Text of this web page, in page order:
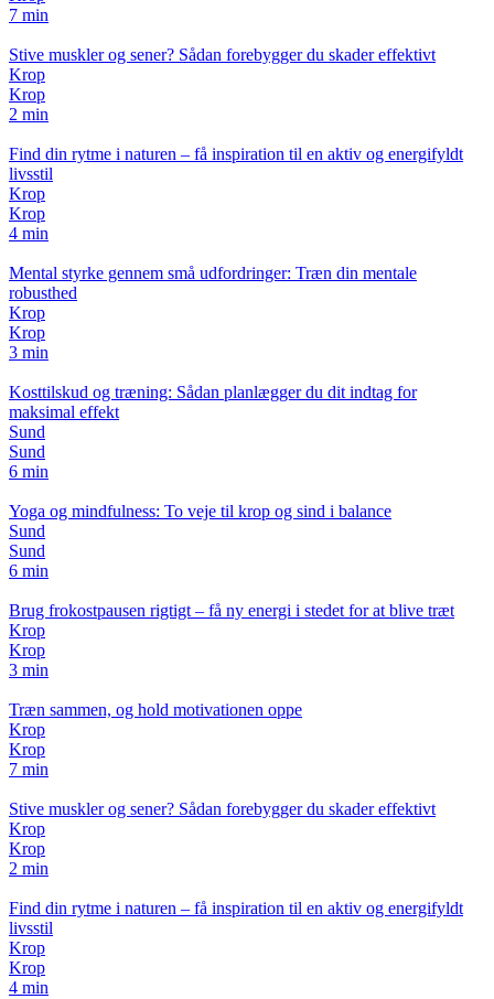
7 min
Stive muskler og sener? Sådan forebygger du skader effektivt
Krop
Krop
2 min
Find din rytme i naturen – få inspiration til en aktiv og energifyldt
livsstil
Krop
Krop
4 min
Mental styrke gennem små udfordringer: Træn din mentale
robusthed
Krop
Krop
3 min
Kosttilskud og træning: Sådan planlægger du dit indtag for
maksimal effekt
Sund
Sund
6 min
Yoga og mindfulness: To veje til krop og sind i balance
Sund
Sund
6 min
Brug frokostpausen rigtigt – få ny energi i stedet for at blive træt
Krop
Krop
3 min
Træn sammen, og hold motivationen oppe
Krop
Krop
7 min
Stive muskler og sener? Sådan forebygger du skader effektivt
Krop
Krop
2 min
Find din rytme i naturen – få inspiration til en aktiv og energifyldt
livsstil
Krop
Krop
4 min